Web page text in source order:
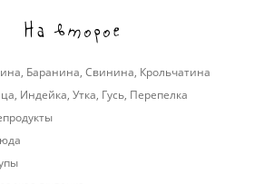
На второе
, Баранина, Свинина, Крольчатина
, Индейка, Утка, Гусь, Перепелка